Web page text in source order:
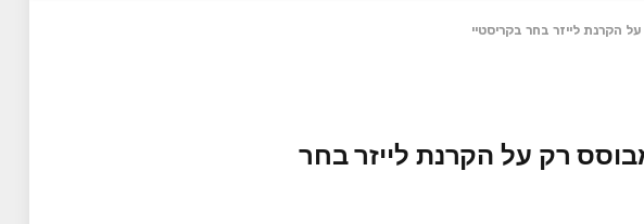
הקרנת לייזר בחר בקריסטיי
רק על הקרנת לייזר בחר